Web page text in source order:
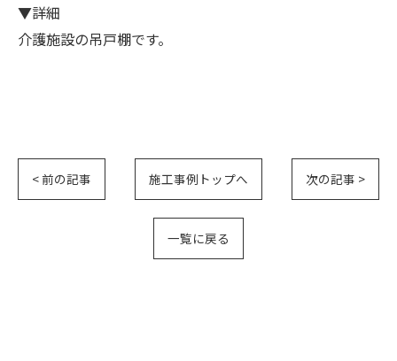
▼詳細
介護施設の吊戸棚です。
< 前の記事 施工事例トップへ 次の記事 >
一覧に戻る